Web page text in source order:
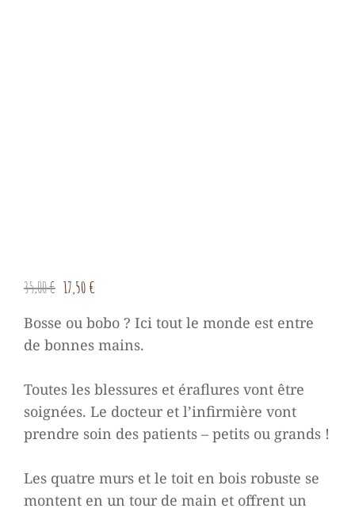
35,00€ Le
initial
était :
17,50 €
actuel
est :
Bosse ou bobo ? Ici tout le monde est entre
de bonnes mains.
Toutes les blessures et éraflures vont être
soignées. Le docteur et l’infirmière vont
prendre soin des patients – petits ou grands !
Les quatre murs et le toit en bois robuste se
montent en un tour de main et offrent un